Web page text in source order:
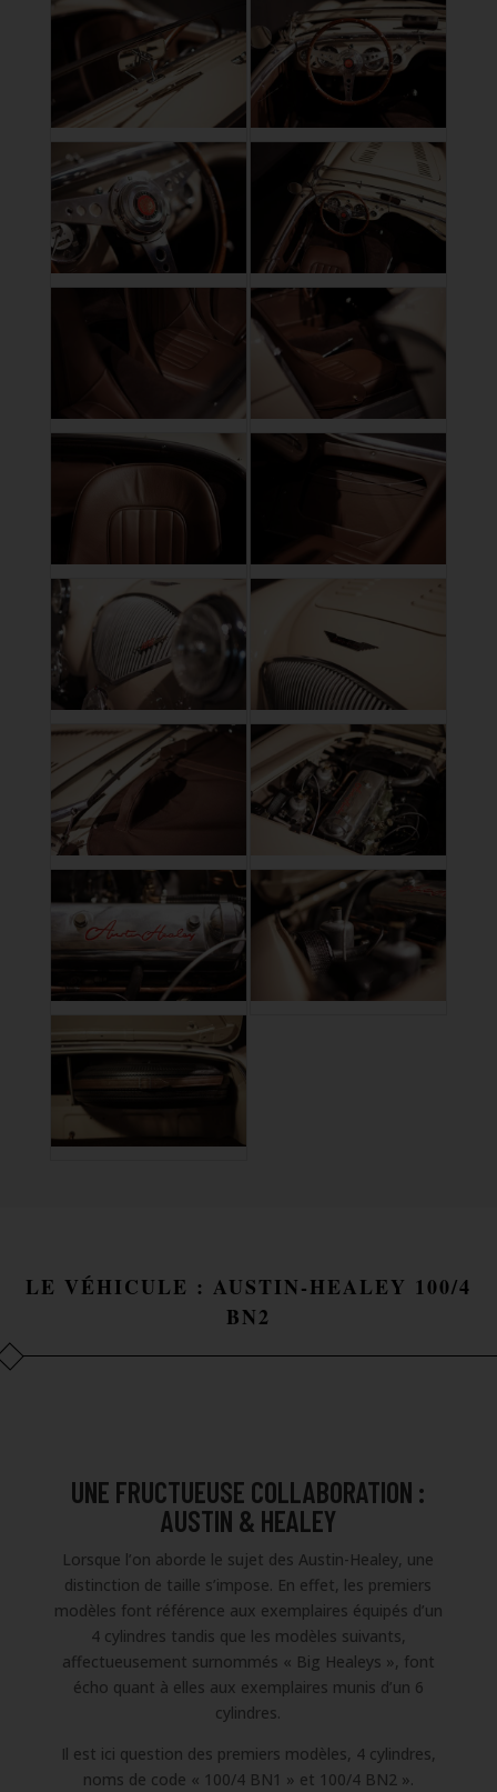
LE VÉHICULE : AUSTIN-HEALEY 100/4
BN2
UNE FRUCTUEUSE COLLABORATION :
AUSTIN & HEALEY
Lorsque l’on aborde le sujet des Austin-Healey, une
distinction de taille s’impose. En effet, les premiers
modèles font référence aux exemplaires équipés d’un
4 cylindres tandis que les modèles suivants,
affectueusement surnommés « Big Healeys », font
écho quant à elles aux exemplaires munis d’un 6
cylindres.
Il est ici question des premiers modèles, 4 cylindres,
noms de code « 100/4 BN1 » et 100/4 BN2 ».